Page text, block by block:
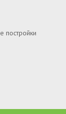
постройки